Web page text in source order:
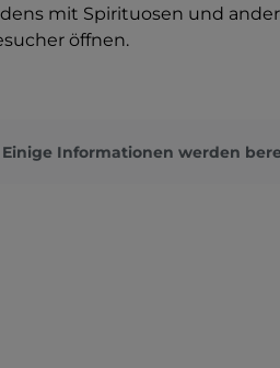
mit Spirituosen und
öffnen.
Einige Informationen werden